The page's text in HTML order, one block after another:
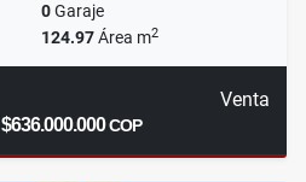
0Garaje
124.97Área m2
Venta
$636.000.000COP